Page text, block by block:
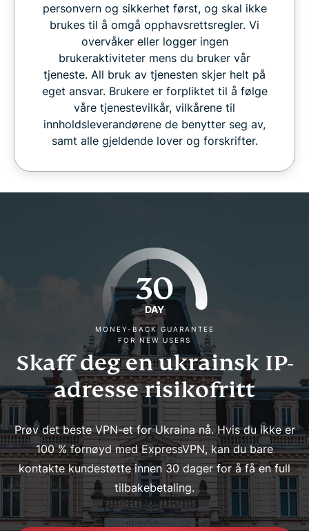
personvern og sikkerhet først, og skal ikke
brukes til å omgå opphavsrettsregler. Vi
overvåker eller logger ingen
brukeraktiviteter mens du bruker vår
tjeneste. All bruk av tjenesten skjer helt på
eget ansvar. Brukere er forpliktet til å følge
våre tjenestevilkår, vilkårene til
innholdsleverandørene de benytter seg av,
samt alle gjeldende lover og forskrifter.
30
DAY
MONEY-BACK GUARANTEE
FOR NEW USERS
Skaff deg en ukrainsk IP-
adresse risikofritt
Prøv det beste VPN-et for Ukraina nå. Hvis du ikke er
100 % fornøyd med ExpressVPN, kan du bare
kontakte kundestøtte innen 30 dager for å få en full
tilbakebetaling.